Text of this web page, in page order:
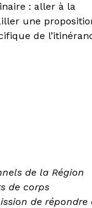
: aller à la
une
de
de la Région
de corps
de répondre